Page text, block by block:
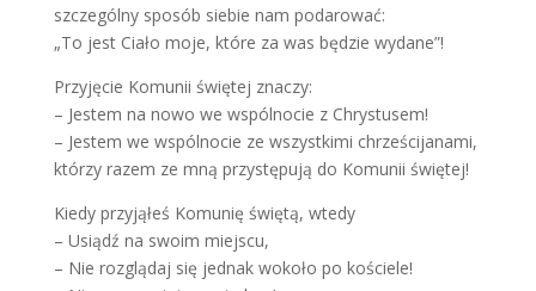
szczególny sposób siebie nam podarować:
„To jest Ciało moje, które za was będzie wydane”!
Przyjęcie Komunii świętej znaczy:
– Jestem na nowo we wspólnocie z Chrystusem!
– Jestem we wspólnocie ze wszystkimi chrześcijanami,
którzy razem ze mną przystępują do Komunii świętej!
Kiedy przyjąłeś Komunię świętą, wtedy
– Usiądź na swoim miejscu,
– Nie rozglądaj się jednak wokoło po kościele!